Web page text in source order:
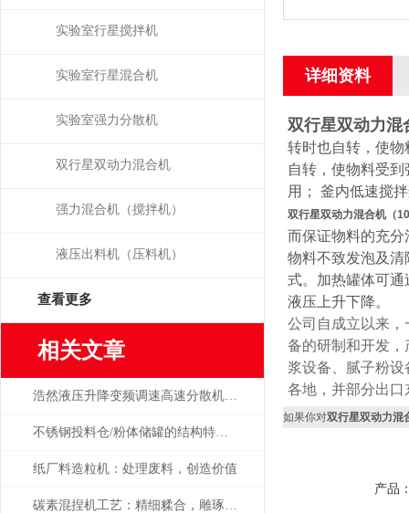
实验室行星搅拌机
实验室行星混合机
实验室强力分散机
双行星双动力混合机
强力混合机（搅拌机）
液压出料机（压料机）
查看更多
相关文章
浩然液压升降变频调速高速分散机简介
不锈钢投料仓/粉体储罐的结构特点是什么？
纸厂料造粒机：处理废料，创造价值
碳素混捏机工艺：精细糅合，雕琢碳素精品
详细资料
双行星双动力混
转时也自转，使
自转，使物料受
用； 釜内低速搅
双行星双动力混合机（
而保证物料的充
物料不致发泡及
式。加热罐体可
液压上升下降。
公司自成立以来
备的研制和开发
浆设备、腻子粉
各地，并部分出
如果你对双行星双动力混
产品